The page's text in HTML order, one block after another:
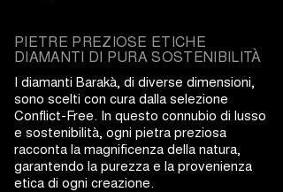
PIETRE PREZIOSE ETICHE
DIAMANTI DI PURA SOSTENIBILITÀ
I diamanti Barakà, di diverse dimensioni,
sono scelti con cura dalla selezione
Conflict-Free. In questo connubio di lusso
e sostenibilità, ogni pietra preziosa
racconta la magnificenza della natura,
garantendo la purezza e la provenienza
etica di ogni creazione.